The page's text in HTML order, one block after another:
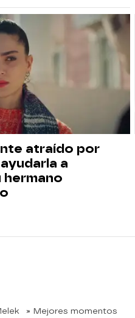
atraído por
a
hermano
» Mejores momentos